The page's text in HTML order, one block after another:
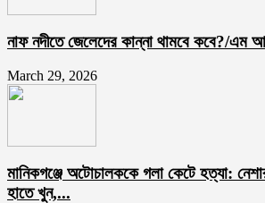
নাফ নদীতে জেলেদের কান্না থামবে কবে?/এম
March 29, 2026
মানিকগঞ্জে অটোচালককে গলা কেটে হত্যা:
হাতে খুন,...